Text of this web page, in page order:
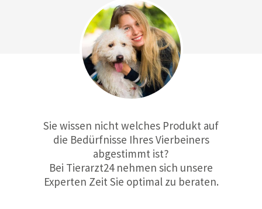
Sie wissen nicht welches Produkt auf
die Bedürfnisse Ihres Vierbeiners
abgestimmt ist?
Bei Tierarzt24 nehmen sich unsere
Experten Zeit Sie optimal zu beraten.